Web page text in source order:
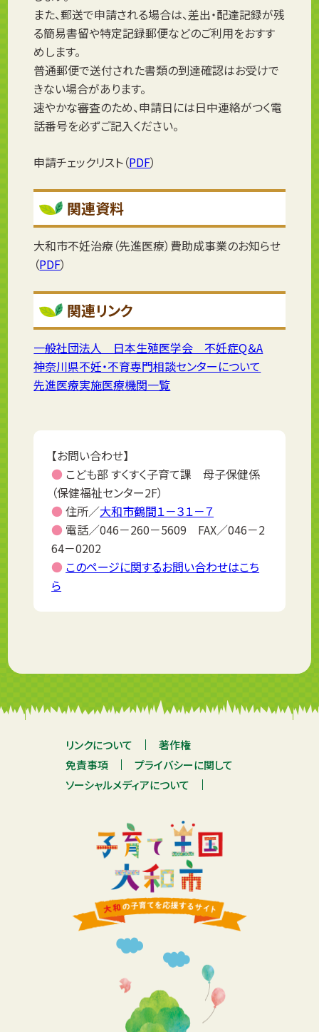
また、郵送で申請される場合は、差出・配達記録が残
る簡易書留や特定記録郵便などのご利用をおすす
めします。
普通郵便で送付された書類の到達確認はお受けで
きない場合があります。
速やかな審査のため、申請日には日中連絡がつく電
話番号を必ずご記入ください。
申請チェックリスト（PDF）
関連資料
大和市不妊治療（先進医療）費助成事業のお知らせ
（PDF）
関連リンク
一般社団法人 日本生殖医学会 不妊症Q＆A
神奈川県不妊・不育専門相談センターについて
先進医療実施医療機関一覧
【お問い合わせ】
● こども部 すくすく子育て課 母子保健係
（保健福祉センター2F）
● 住所／大和市鶴間１－３１－７
● 電話／046－260－5609 FAX／046－2
64－0202
● このページに関するお問い合わせはこち
ら
リンクについて
著作権
免責事項
プライバシーに関して
ソーシャルメディアについて